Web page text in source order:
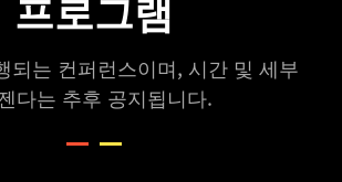
되는 컨퍼런스이며, 시간 및 세부
다는 추후 공지됩니다.